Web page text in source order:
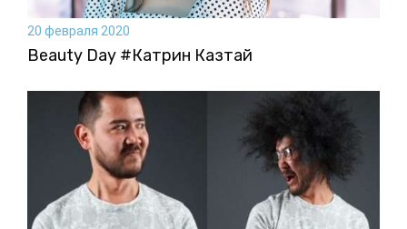
20 февраля 2020
Beauty Day #Катрин Казтай